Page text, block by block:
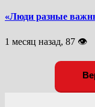
«Люди разные
1 месяц назад, 87 👁